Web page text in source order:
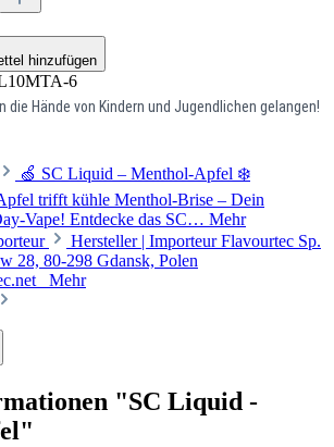
hinzufügen
6
die Hände von Kindern und Jugendlichen gelangen!
🍏 SC Liquid – Menthol-Apfel ❄️
trifft kühle Menthol-Brise – Dein
Vape! Entdecke das SC… Mehr
Hersteller | Importeur Flavourtec Sp.
28, 80-298 Gdansk, Polen
Mehr
"SC Liquid -